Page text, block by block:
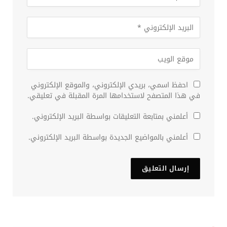
احفظ اسمي، بريدي الإلكتروني، والموقع الإلكتروني
في هذا المتصفح لاستخدامها المرة المقبلة في تعليقي.
أعلمني بمتابعة التعليقات بواسطة البريد الإلكتروني.
أعلمني بالمواضيع الجديدة بواسطة البريد الإلكتروني.